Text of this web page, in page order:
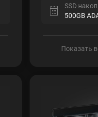
SSD
500GB
Показать